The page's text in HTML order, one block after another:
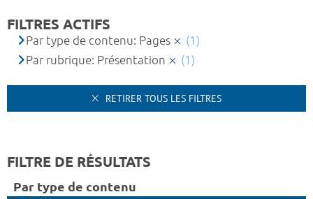
FILTRES ACTIFS
Par type de contenu: Pages
(1)
Par rubrique: Présentation
(1)
RETIRER TOUS LES FILTRES
FILTRE DE RÉSULTATS
Par type de contenu